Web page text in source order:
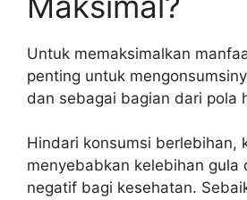
Untuk memaksimalkan
penting untuk
dan sebagai bagian dari pola
Hindari konsumsi berlebihan,
menyebabkan kelebihan gula
negatif bagi kesehatan.